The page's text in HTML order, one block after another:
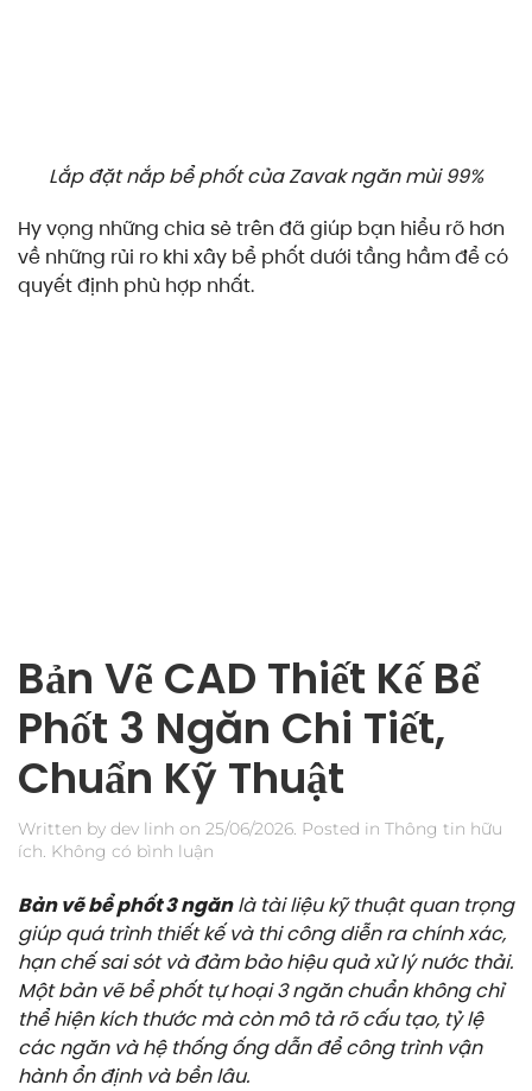
Lắp đặt nắp bể phốt của Zavak ngăn mùi 99%
Hy vọng những chia sẻ trên đã giúp bạn hiểu rõ hơn
về những rủi ro khi xây bể phốt dưới tầng hầm để có
quyết định phù hợp nhất.
Bản Vẽ CAD Thiết Kế Bể
Phốt 3 Ngăn Chi Tiết,
Chuẩn Kỹ Thuật
Written by dev linh on 25/06/2026 . Posted in Thông tin hữu
ích Không có bình luận
Vẽ
CAD
Thiết
Kế
Bể
Phốt
3
Ngăn
Chi
Bản vẽ bể phốt 3 ngănlà tài liệu kỹ thuật quan trọng
giúp quá trình thiết kế và thi công diễn ra chính xác,
hạn chế sai sót và đảm bảo hiệu quả xử lý nước thải.
Một bản vẽ bể phốt tự hoại 3 ngăn chuẩn không chỉ
thể hiện kích thước mà còn mô tả rõ cấu tạo, tỷ lệ
các ngăn và hệ thống ống dẫn để công trình vận
hành ổn định và bền lâu.